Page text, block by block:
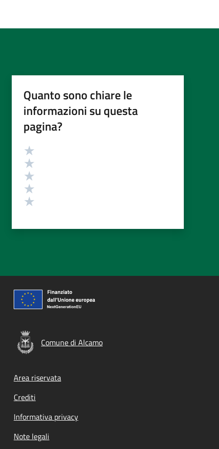
Quanto sono chiare le
informazioni su questa
pagina?
Valutazione
Comune di Alcamo
Footer menu
Area riservata
Crediti
Informativa privacy
Note legali